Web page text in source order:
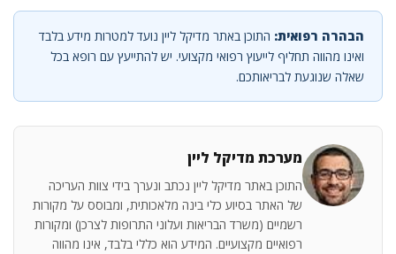
הבהרה רפואית: התוכן באתר מדיקל ליין נועד למטרות מידע בלבד
ואינו מהווה תחליף לייעוץ רפואי מקצועי. יש להתייעץ עם רופא בכל
שאלה שנוגעת לבריאותכם.
מערכת מדיקל ליין
התוכן באתר מדיקל ליין נכתב ונערך בידי צוות העריכה
של האתר בסיוע כלי בינה מלאכותית, ומבוסס על מקורות
רשמיים (משרד הבריאות ועלוני התרופות לצרכן) ומקורות
רפואיים מקצועיים. המידע הוא כללי בלבד, אינו מהווה